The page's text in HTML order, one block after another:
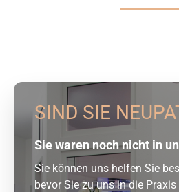
SIND SIE
Sie waren noch nicht in
Sie können uns helfen Sie
bevor Sie zu uns in die